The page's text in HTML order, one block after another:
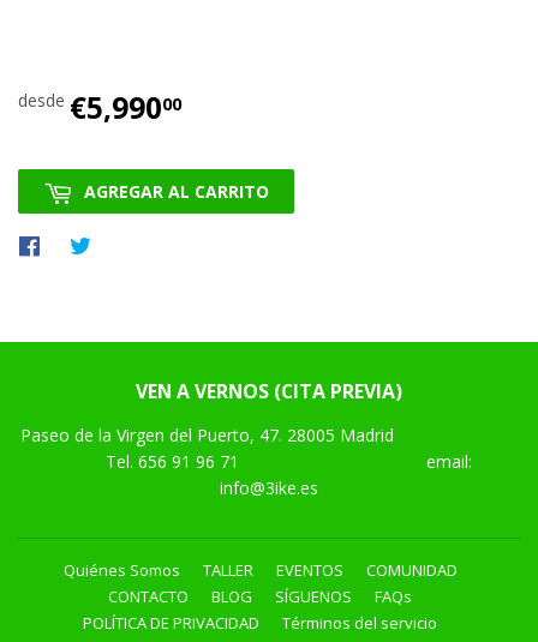
desde €5,99000€5,990.00
AGREGAR AL CARRITO
Compartir
VEN A VERNOS (CITA PREVIA)
Paseo de la Virgen del Puerto, 47. 28005 Madrid
Tel. 656 91 96 71
email:
info@3ike.es
Quiénes Somos TALLER EVENTOS
COMUNIDAD
CONTACTO
BLOG SÍGUENOS
FAQs
POLÍTICA DE PRIVACIDAD
Términos del servicio